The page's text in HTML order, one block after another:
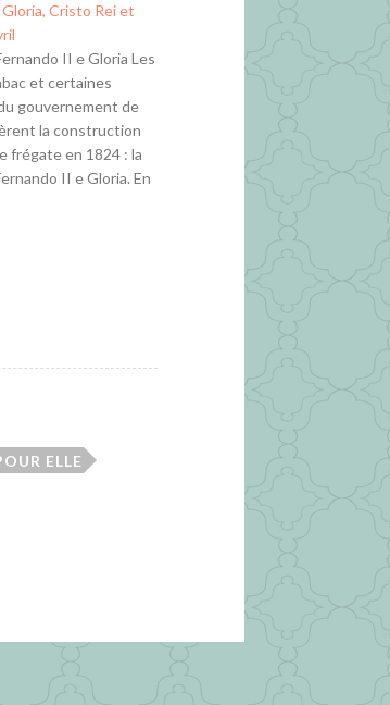
Cristo Rei et
II e Gloria Les
et certaines
gouvernement de
la construction
frégate en 1824 : la
II e Gloria. En
ELLE